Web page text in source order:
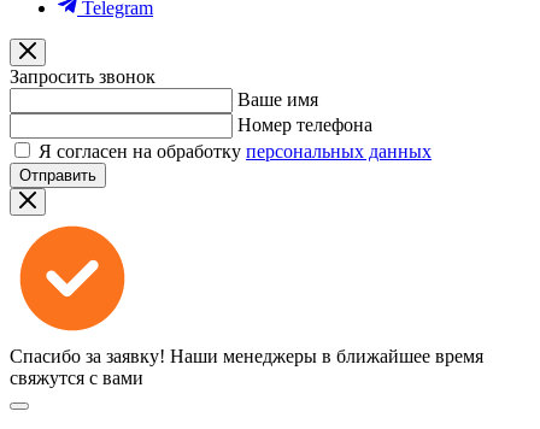
Telegram
Запросить звонок
Ваше имя
Номер телефона
Я согласен на обработку персональных данных
Отправить
Спасибо за заявку! Наши менеджеры в ближайшее время
свяжутся с вами